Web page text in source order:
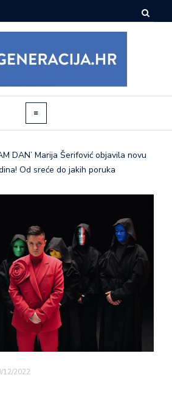
DAN’ Marija Šerifović objavila novu
Od sreće do jakih poruka
12/2022